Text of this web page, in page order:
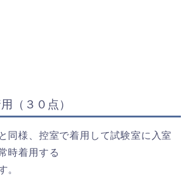
（３０点）
同様、控室で着用して試験室に入室
時着用する
。